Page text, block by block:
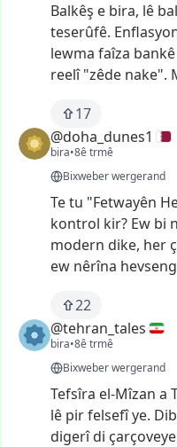
Balkêş e bira, lê
teserûfê.
lewma faîza bankê
reelî "zêde nake".
17
@doha_dunes1
bira•8ê trmê
Bixweber wergerand
Tetu "Fetwayên
kontrol kir? Ew bi
modern dike, her
ew nêrîna hevseng
22
@tehran_tales
bira•8ê trmê
Bixweber wergerand
Tefsîra el-Mîzan a
lê pirfelsefîye.
digerî di